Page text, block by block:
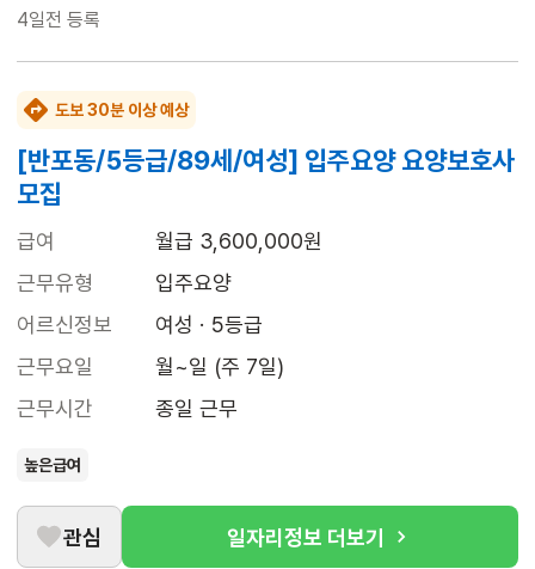
4일전 등록
도보 30분 이상 예상
[반포동/5등급/89세/여성] 입주요양 요양보호사
모집
급여
월급 3,600,000원
근무유형
입주요양
어르신정보
여성 · 5등급
근무요일
월~일 (주 7일)
근무시간
종일 근무
높은급여
관심 일자리정보 더보기